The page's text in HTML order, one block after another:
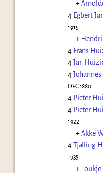
+
4 Egbert
1915
+
4 Frans
4Jan
4
DEC 1880
4 Pieter
4 Pieter
1922
+Akke
4Tjalling
1935
+ Loukje